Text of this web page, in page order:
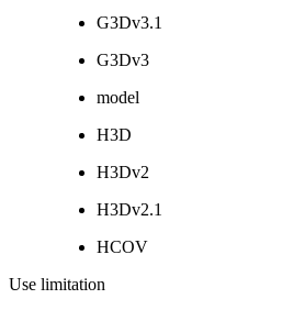
G3Dv3.1
G3Dv3
model
H3D
H3Dv2
H3Dv2.1
HCOV
Use limitation